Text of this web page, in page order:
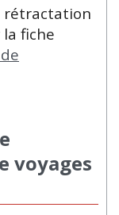
rétractation
fiche
voyages